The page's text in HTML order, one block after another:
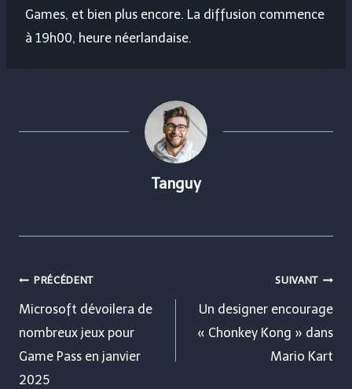
Games, et bien plus encore. La diffusion commence
à 19h00, heure néerlandaise.
Tanguy
Navigation
de
l’article
PRÉCÉDENT
Microsoft dévoilera de
nombreux jeux pour
Game Pass en janvier
2025
SUIVANT
Un designer encourage
« Chonkey Kong » dans
Mario Kart